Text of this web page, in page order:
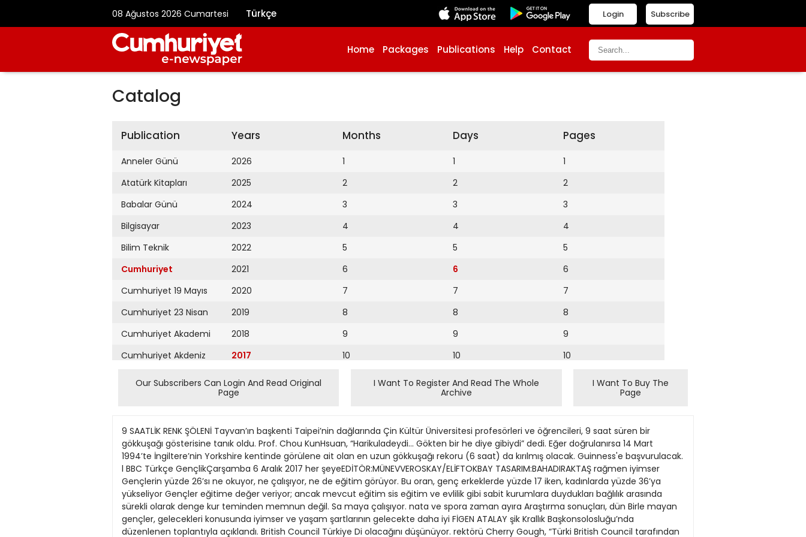
08 Ağustos 2026 Cumartesi Türkçe Subscribe
Login
Home Packages Publications Help Contact
Catalog
Publication
Anneler Günü
Atatürk Kitapları
Babalar Günü
Bilgisayar
Bilim Teknik
Cumhuriyet
Cumhuriyet 19 Mayıs
Cumhuriyet 23 Nisan
Cumhuriyet Akademi
Cumhuriyet Akdeniz
Cumhuriyet Alışveriş
Cumhuriyet Ankara
Cumhuriyet Büyük
Taaruz
Cumhuriyet
Cumartesi
Cumhuriyet Çevre
Years
2026
2025
2024
2023
2022
2021
2020
2019
2018
2017
2016
2015
2013
2012
2011
2010
2009
Months
1
2
3
4
5
6
7
8
9
10
Days
1
2
3
4
5
6
7
8
9
10
11
12
14
15
16
17
18
Pages
1
2
3
4
5
6
7
8
9
10
14
15
16
17
18
Our Subscribers Can Login And Read Original
Page
I Want To Register And Read The Whole
Archive
I Want To Buy The
Page
9 SAATLİK RENK ŞÖLENİ Tayvan’ın başkenti Taipei’nin dağlarında Çin Kültür Üniversitesi profesörleri ve öğrencileri, 9 saat süren bir
gökkuşağı gösterisine tanık oldu. Prof. Chou KunHsuan, “Harikuladeydi... Gökten bir he diye gibiydi” dedi. Eğer doğrulanırsa 14 Mart
1994’te İngiltere’nin Yorkshire kentinde görülene ait olan en uzun gökkuşağı rekoru (6 saat) da kırılmış olacak. Guinness'e başvurulacak.
l BBC Türkçe GençlikÇarşamba 6 Aralık 2017 her şeyeEDİTÖR:MÜNEVVEROSKAY/ELİFTOKBAY TASARIM:BAHADIRAKTAŞ rağmen iyimser
Gençlerin yüzde 26’sı ne okuyor, ne çalışıyor, ne de eğitim görüyor. Bu oran, genç erkeklerde yüzde 17 iken, kadınlarda yüzde 36’ya
yükseliyor Gençler eğitime değer veriyor; ancak mevcut eğitim sis eğitim ve evlilik gibi sabit kurumlara duydukları bağlılık arasında
sürekli olarak denge kur teminden memnun değil. Sa maya çalışıyor. nata ve spora zaman ayıra Araştırma sonuçları, dün Birle mayan
gençler, gelecekleri konusunda iyimser ve yaşam şartlarının gelecekte daha iyi FİGEN ATALAY şik Krallık Başkonsolosluğu’nda
düzenlenen toplantıyla açıklandı. British Council Türkiye Di olacağını düşünüyor. rektörü Cherry Gough, “Türki British Council tarafından